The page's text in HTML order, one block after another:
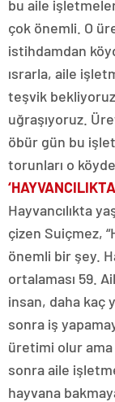
bu aile
çok önemli. O
istihdamdan
ısrarla, aile
teşvik
uğraşıyoruz.
öbür gün bu
torunları o
Hayvancılıkta
çizen Suiçmez,
önemli bir şey.
ortalaması 59.
insan, daha kaç
sonra iş
üretimi olur ama
sonra aile
hayvana